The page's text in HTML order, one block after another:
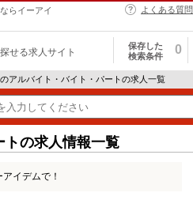
らイーアイ
よくある質問
せる求人サイト
保存した
検索条件
0
アルバイト・バイト・パートの求人一覧
トの求人情報一覧
イデムで！